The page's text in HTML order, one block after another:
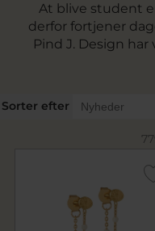
At blive student
derfor fortjener
Pind J. Design
populære brands.
hende er ofte et
mange år og
andet halskæder,
fra kendte
Collection Pind J.,
værksted.
Sorter efter